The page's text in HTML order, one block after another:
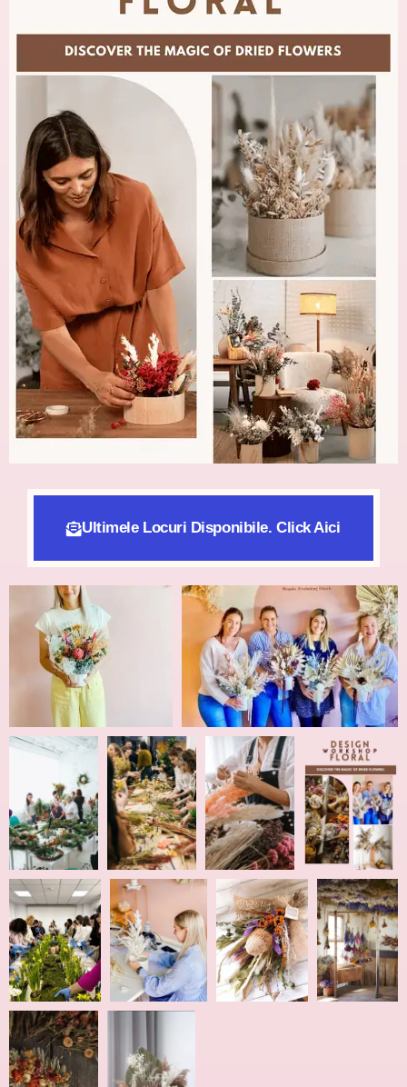
Ultimele Locuri Disponibile. Click Aici